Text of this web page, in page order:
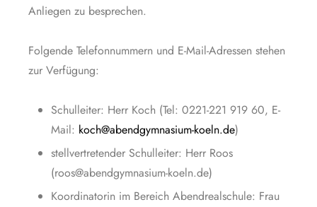
Anliegen zu besprechen.
Folgende Telefonnummern und E-Mail-Adressen stehen
zur Verfügung:
Schulleiter: Herr Koch (Tel: 0221-221 919 60, E-
Mail: koch@abendgymnasium-koeln.de)
stellvertretender Schulleiter: Herr Roos
(roos@abendgymnasium-koeln.de)
Koordinatorin im Bereich Abendrealschule: Frau